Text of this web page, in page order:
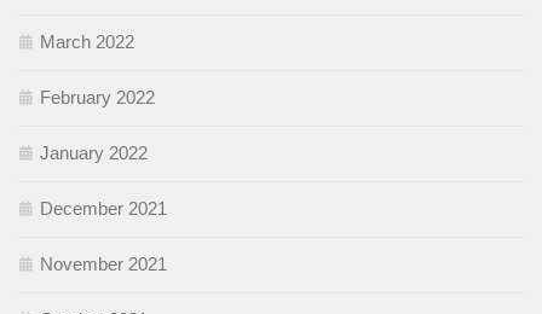
March 2022
February 2022
January 2022
December 2021
November 2021